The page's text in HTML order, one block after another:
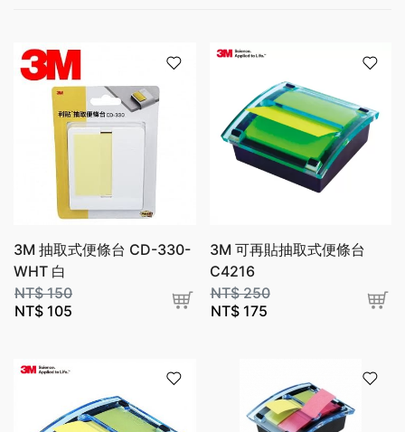
3M 抽取式便條台 CD-330-
WHT 白
NT$150
NT$ 105
3M 可再貼抽取式便條台
C4216
NT$250
NT$175